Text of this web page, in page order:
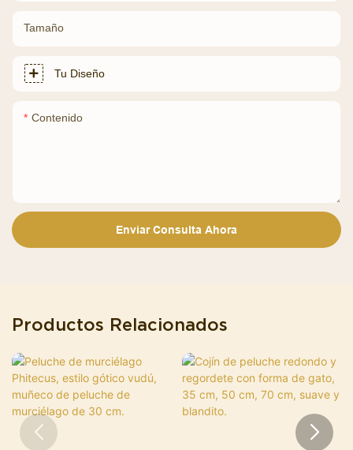
Tamaño
Tu Diseño
Contenido
Enviar Consulta Ahora
Productos Relacionados